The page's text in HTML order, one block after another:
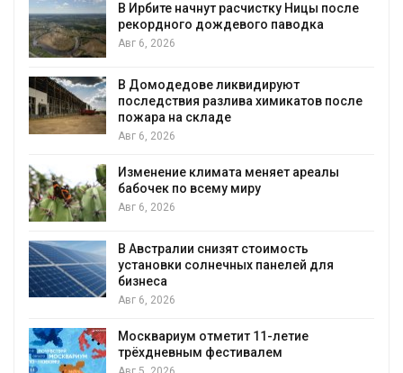
после
после
Суд запретил использовать
для охраны израильской тюрьмы
Авг 5, 2026
Органические яйца оказались «хуже
климата»: исследование показало
пределы экологических расчётов
Авг 5, 2026
Стартовал прием заявок на
экологическую премию
«Экопозитив-2026»
Омская область получит ещё 598 млн
рублей на перевод частных домов на
Авг 5, 2026
В Японии высаживают прибрежные леса для
от цунами